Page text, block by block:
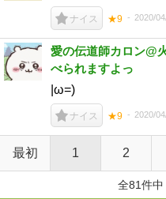
ナイス ★9 2020/
愛の伝道師カロン@
べられますよっ
|ω=)
ナイス ★9 2020/
最初 1 2
全81件